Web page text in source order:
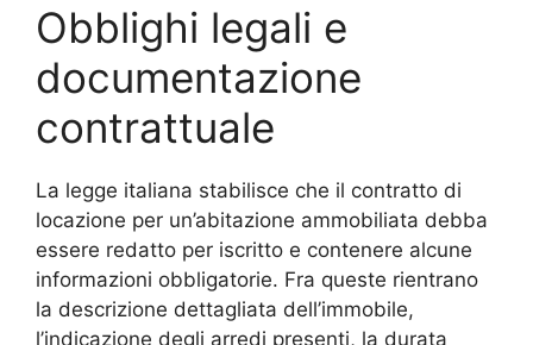
Obblighi legali e
documentazione
contrattuale
La legge italiana stabilisce che il contratto di
locazione per un’abitazione ammobiliata debba
essere redatto per iscritto e contenere alcune
informazioni obbligatorie. Fra queste rientrano
la descrizione dettagliata dell’immobile,
l’indicazione degli arredi presenti, la durata